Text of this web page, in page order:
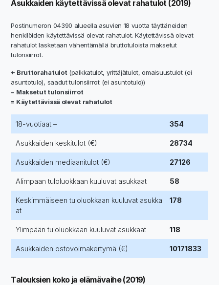
Asukkaiden käytettävissä olevat rahatulot (2019)
Postinumeron 04390 alueella asuvien 18 vuotta täyttäneiden
henkilöiden käytettävissä olevat rahatulot. Käytettävissä olevat
rahatulot lasketaan vähentämällä bruttotuloista maksetut
tulonsiirrot.
+ Bruttorahatulot (palkkatulot, yrittäjätulot, omaisuustulot (ei
asuntotulo), saadut tulonsiirrot (ei asuntotulo))
− Maksetut tulonsiirrot
= Käytettävissä olevat rahatulot
18-vuotiaat – 354
Asukkaiden keskitulot (€) 28734
Asukkaiden mediaanitulot (€) 27126
Alimpaan tuloluokkaan kuuluvat asukkaat 58
Keskimmäiseen tuloluokkaan kuuluvat asukka
at
178
Ylimpään tuloluokkaan kuuluvat asukkaat 118
Asukkaiden ostovoimakertymä (€) 10171833
Talouksien koko ja elämävaihe (2019)